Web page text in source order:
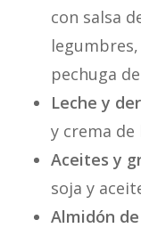
con salsa
pechuga
Leche y
y crema de
Aceites y
soja y
Almidón